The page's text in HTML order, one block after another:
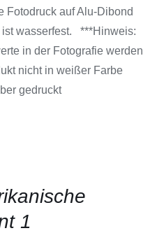
Fotodruck auf Alu-Dibond
ist wasserfest. ***Hinweis:
in der Fotografie werden
nicht in weißer Farbe
gedruckt
1